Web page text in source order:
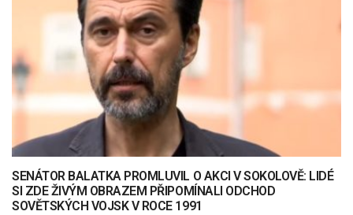
SENÁTOR BALATKA PROMLUVIL O AKCI V SOKOLOVĚ: LIDÉ
SI ZDE ŽIVÝM OBRAZEM PŘIPOMÍNALI ODCHOD
SOVĚTSKÝCH VOJSK V ROCE 1991